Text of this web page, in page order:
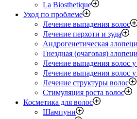
La Biosthetique
Уход по проблеме
Лечение выпадения волос
Лечение перхоти и зуда
Андрогенетическая
Гнездная (очаговая)
Лечение выпадения волос у
Лечение выпадения волос
Лечение структуры волос
Стимуляция роста волос
Косметика для волос
Шампуни